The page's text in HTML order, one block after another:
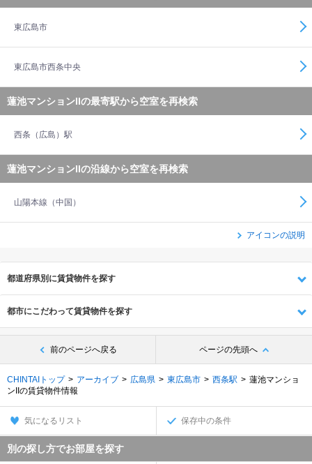
東広島市
東広島市西条中央
蓮池マンションIIの最寄駅から空室を再検索
西条（広島）駅
蓮池マンションIIの沿線から空室を再検索
山陽本線（中国）
アイコンの説明
都道府県別に賃貸物件を探す
都市にこだわって賃貸物件を探す
前のページへ戻る ページの先頭へ
CHINTAIトップ アーカイブ 広島県 東広島市 西条駅
蓮池マンショ
ンIIの賃貸物件情報
気になるリスト 保存中の条件
別の探し方でお部屋を探す